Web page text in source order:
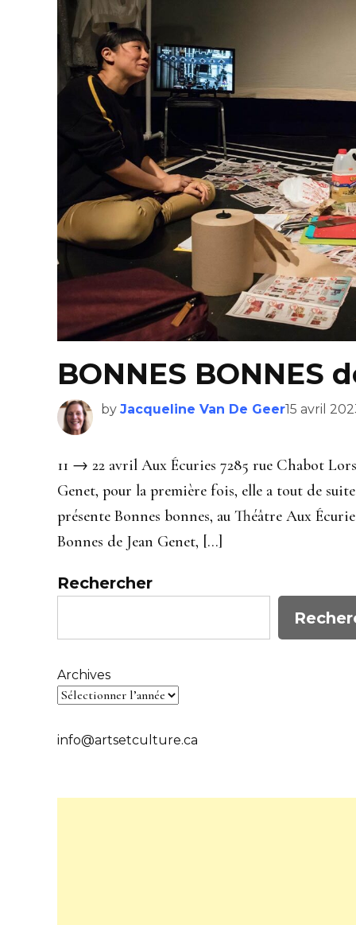
BONNES BONNES
by Jacqueline Van De Geer15 avril
11 → 22 avril Aux Écuries 7285 rue Chabot
Genet, pour la première fois, elle a tout de
présente Bonnes bonnes, au Théâtre Aux
Bonnes de Jean Genet, […]
Rechercher
Archives
info@artsetculture.ca